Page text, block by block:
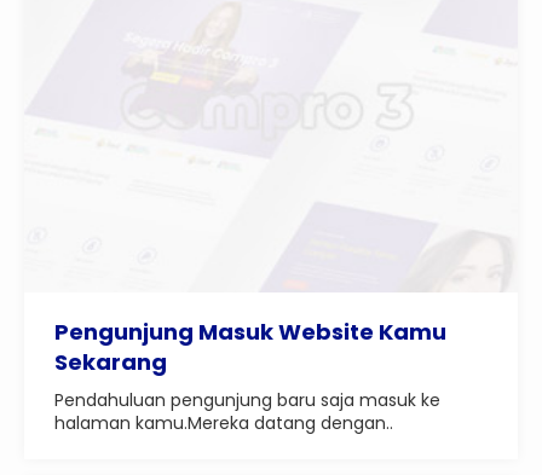
Pengunjung Masuk Website Kamu
Sekarang
Pendahuluan pengunjung baru saja masuk ke
halaman kamu.Mereka datang dengan..